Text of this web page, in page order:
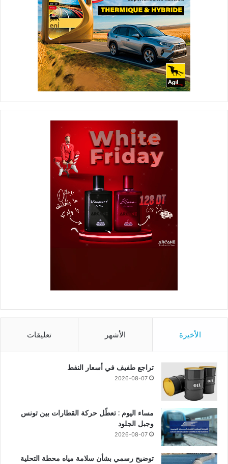
الأخيرة الأشهر تعليقات
تراجع طفيف في أسعار النفط
2026-08-07
مساء اليوم : تعطّل حركة القطارات بين تونس
وجبل الجلود
2026-08-07
توضيح رسمي بشأن سلامة مياه محطة التحلية